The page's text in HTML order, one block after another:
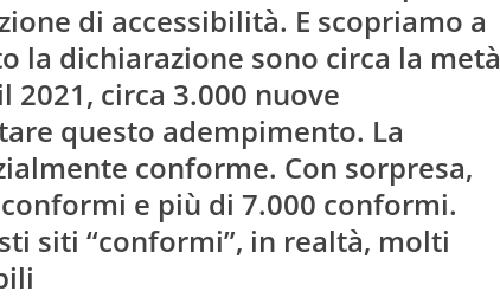
di accessibilità. E scopriamo a
la dichiarazione sono circa la metà
2021, circa 3.000 nuove
questo adempimento. La
conforme. Con sorpresa,
e più di 7.000 conformi.
siti “conformi”, in realtà, molti